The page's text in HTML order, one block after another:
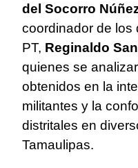
del Socorro
coordinador de los
PT, Reginaldo
quienes se
obtenidos en la
militantes y la
distritales en
Tamaulipas.